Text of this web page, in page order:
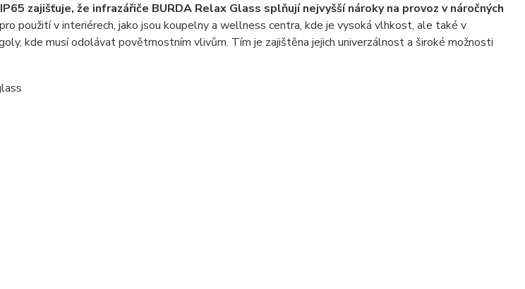
zajišťuje, že infrazářiče BURDA Relax Glass splňují nejvyšší nároky na provoz v náročných
použití v interiérech, jako jsou koupelny a wellness centra, kde je vysoká vlhkost, ale také v
kde musí odolávat povětrnostním vlivům. Tím je zajištěna jejich univerzálnost a široké možnosti